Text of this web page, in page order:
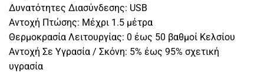
Δυνατότητες Διασύνδεσης: USB
Αντοχή Πτώσης: Μέχρι 1.5 μέτρα
Θερμοκρασία Λειτουργίας: 0 έως 50 βαθμοί Κελσίου
Αντοχή Σε Υγρασία / Σκόνη: 5% έως 95% σχετική
υγρασία